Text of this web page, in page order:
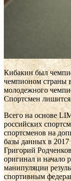
Кибакин был
чемпионом страны
молодежного
Спортсмен лишится
Всего на основе
российских
спортсменов на
базы данных в
Григорий
оригинал и начало
манипуляции
спортивным